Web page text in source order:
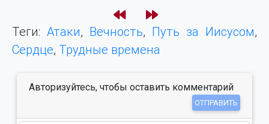
Теги: Атаки, Вечность, Путь за Иисусом,
Сердце, Трудные времена
Авторизуйтесь, чтобы оставить комментарий
ОТПРАВИТЬ